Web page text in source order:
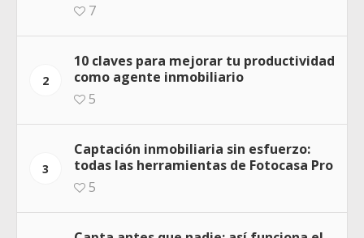
7
2
10 claves para mejorar tu productividad
como agente inmobiliario
5
3
Captación inmobiliaria sin esfuerzo:
todas las herramientas de Fotocasa Pro
5